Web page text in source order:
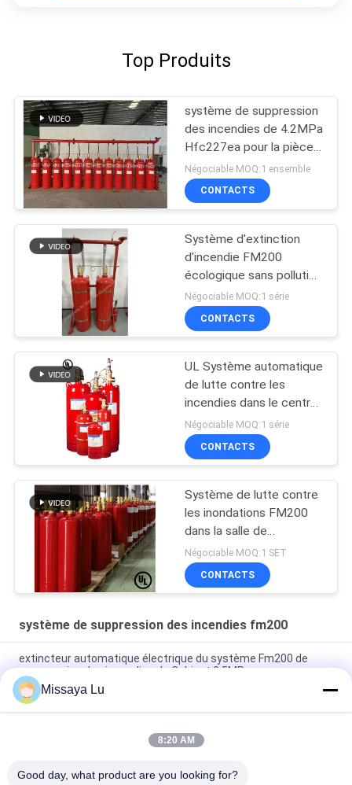
Top Produits
système de suppression
des incendies de 4.2MPa
Hfc227ea pour la pièce
de télécommunication
Négociable MOQ:1 ensemble
CONTACTS
Système d'extinction
d'incendie FM200
écologique sans pollution
Pour les archives
Négociable MOQ:1 série
CONTACTS
UL Système automatique
de lutte contre les
incendies dans le centre
de données FM200
Négociable MOQ:1 série
CONTACTS
Système de lutte contre
les inondations FM200
dans la salle de
télécommunication
Négociable MOQ:1 SET
CONTACTS
système de suppression des incendies fm200
extincteur automatique électrique du système Fm200 de
suppression des incendies du Cabinet 2.5MPa
Système d'extinction non corrosif du gaz Fm200 sans C.C 24V
1.6A de pollution
Système d'extinction d'incendie HFC227ea sans pollution pour
Missaya Lu
8:20 AM
Good day, what product are you looking for?